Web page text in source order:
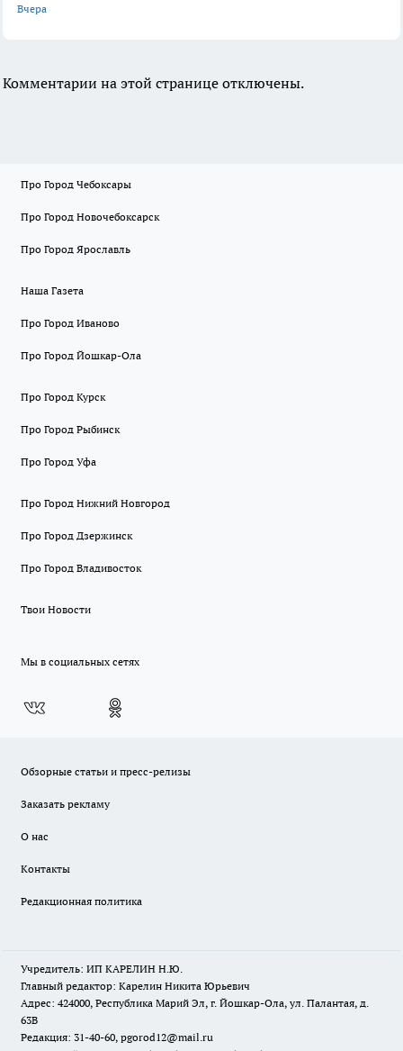
Вчера
Комментарии на этой странице отключены.
Про Город Чебоксары
Про Город Новочебоксарск
Про Город Ярославль
Наша Газета
Про Город Иваново
Про Город Йошкар-Ола
Про Город Курск
Про Город Рыбинск
Про Город Уфа
Про Город Нижний Новгород
Про Город Дзержинск
Про Город Владивосток
Твои Новости
Мы в социальных сетях
Обзорные статьи и пресс-релизы
Заказать рекламу
О нас
Контакты
Редакционная политика
Учредитель: ИП КАРЕЛИН Н.Ю.
Главный редактор: Карелин Никита Юрьевич
Адрес: 424000, Республика Марий Эл, г. Йошкар-Ола, ул. Палантая, д.
63В
Редакция: 31-40-60, pgorod12@mail.ru